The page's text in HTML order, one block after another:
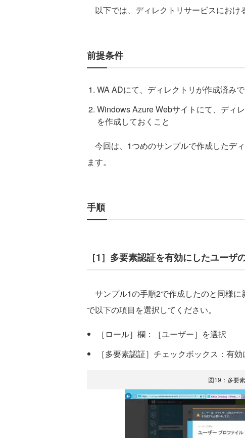
以下では、ディレクトリサービスにおけ
前提条件
WA ADにて、ディレクトリが作成済み
Windows Azure Webサイトにて、ディ
を作成しておくこと
今回は、1つめのサンプルで作成したデ
ます。
手順
［1］多要素認証を有効にしたユーザ
サンプル1の手順2で作成したのと同様
で以下の項目を選択してください。
［ロール］欄：［ユーザー］を選択
［多要素認証］チェックボックス：有
図19：多要